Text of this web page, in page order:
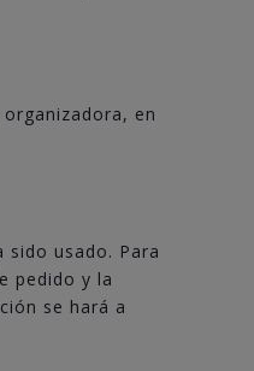
en
sido usado. Para
pedido y la
se hará a